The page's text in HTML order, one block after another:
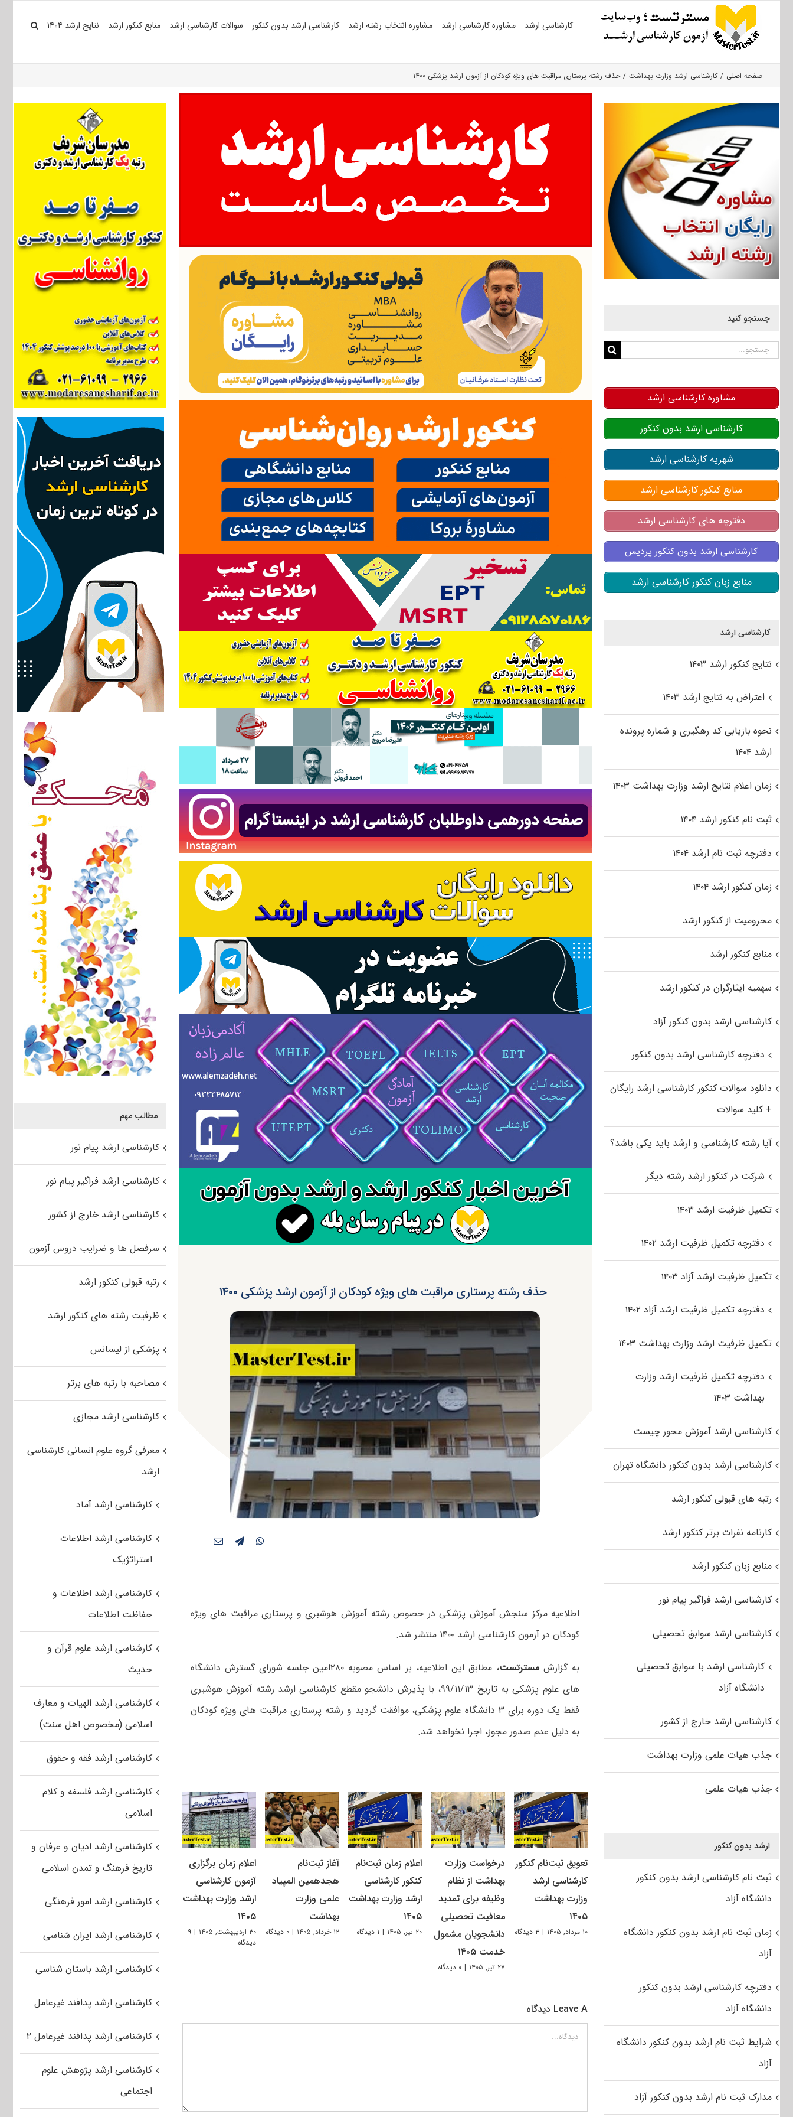
کارشناسی ارشد مشاوره کارشناسی ارشد مشاوره انتخاب رشته ارشد کارشناسی ارشد بدون کنکور سوالات کارشناسی ارشد منابع کنکور ارشد نتایج ارشد ۱۴۰۴
صفحه اصلی کارشناسی ارشد وزارت بهداشت حذف رشته پرستاری مراقبت ھای ویژه کودکان از آزمون ارشد پزشکی ۱۴۰۰
حذف رشته پرستاری مراقبت ھای ویژه کودکان از آزمون ارشد پزشکی ۱۴۰۰
اطلاعیه مرکز سنجش آموزش پزشکی در خصوص رشته آموزش ھوشبری و پرستاری مراقبت ھای ویژه
کودکان در آزمون کارشناسی ارشد ۱۴۰۰ منتشر شد.
به گزارش مسترتست، مطابق این اطلاعیه،
بر اساس مصوبه ۲۸۰امین جلسه شورای گسترش دانشگاه
ھای علوم پزشکی به تاریخ ۹۹/۱۱/۱۳، با پذیرش دانشجو مقطع کارشناسی ارشد رشته آموزش ھوشبری
فقط یک دوره
برای ۳ دانشگاه علوم پزشکی، موافقت گردید و رشته پرستاری مراقبت ھای ویژه کودکان
به دلیل عدم صدور مجوز، اجرا نخواھد شد.
تعویق ثبت‌نام کنکور
کارشناسی ارشد
وزارت بهداشت
۱۴۰۵
۱۰ مرداد, ۱۴۰۵ | ۳ دیدگاه
درخواست وزارت
بهداشت از نظام
وظیفه برای تمدید
معافیت تحصیلی
دانشجویان مشمول
خدمت ۱۴۰۵
۲۷ تیر, ۱۴۰۵ | ۰ دیدگاه
اعلام زمان ثبت‌نام
کنکور کارشناسی
ارشد وزارت بهداشت
۱۴۰۵
۲۰ تیر, ۱۴۰۵ | ۱ دیدگاه
آغاز ثبت‌نام
هجدهمین المپیاد
علمی وزارت
بهداشت
۱۲ خرداد, ۱۴۰۵ | ۰ دیدگاه
اعلام زمان برگزاری
آزمون کارشناسی
ارشد وزارت بهداشت
۱۴۰۵
۳۰ اردیبهشت, ۱۴۰۵ | ۹
دیدگاه
Leave A دیدگاه
دیدگاه
مطالب مهم
کارشناسی ارشد پیام نور
کارشناسی ارشد فراگیر پیام نور
کارشناسی ارشد خارج از کشور
سرفصل ها و ضرایب دروس آزمون
رتبه قبولی کنکور ارشد
ظرفیت رشته های کنکور ارشد
پزشکی از لیسانس
مصاحبه با رتبه های برتر
کارشناسی ارشد مجازی
معرفی گروه علوم انسانی کارشناسی
ارشد
کارشناسی ارشد آماد
کارشناسی ارشد اطلاعات
استراتژیک
کارشناسی ارشد اطلاعات و
حفاظت اطلاعات
کارشناسی ارشد علوم قرآن و
حدیث
کارشناسی ارشد الهیات و معارف
اسلامی (مخصوص اهل سنت)
کارشناسی ارشد فقه و حقوق
کارشناسی ارشد فلسفه و کلام
اسلامی
کارشناسی ارشد ادیان و عرفان و
تاریخ فرهنگ و تمدن اسلامی
کارشناسی ارشد امور فرهنگی
کارشناسی ارشد ایران شناسی
کارشناسی ارشد باستان شناسی
کارشناسی ارشد پدافند غیرعامل
کارشناسی ارشد پدافند غیرعامل ۲
کارشناسی ارشد پژوهش علوم
اجتماعی
جستجو کنید
جستجو
مشاوره کارشناسی ارشد
کارشناسی ارشد بدون کنکور
شهریه کارشناسی ارشد
منابع کنکور کارشناسی ارشد
دفترچه های کارشناسی ارشد
کارشناسی ارشد بدون کنکور پردیس
منابع زبان کنکور کارشناسی ارشد
کارشناسی ارشد
نتایج کنکور ارشد ۱۴۰۳
اعتراض به نتایج ارشد ۱۴۰۳
نحوه بازیابی کد رهگیری و شماره پرونده
ارشد ۱۴۰۴
زمان اعلام نتایج ارشد وزارت بهداشت ۱۴۰۳
ثبت نام کنکور ارشد ۱۴۰۴
دفترچه ثبت نام ارشد ۱۴۰۴
زمان کنکور ارشد ۱۴۰۴
محرومیت از کنکور ارشد
منابع کنکور ارشد
سهمیه ایثارگران در کنکور ارشد
کارشناسی ارشد بدون کنکور آزاد
دفترچه کارشناسی ارشد بدون کنکور
دانلود سوالات کنکور کارشناسی ارشد رایگان
+ کلید سوالات
آیا رشته کارشناسی و ارشد باید یکی باشد؟
شرکت در کنکور ارشد رشته دیگر
تکمیل ظرفیت ارشد ۱۴۰۳
دفترچه تکمیل ظرفیت ارشد ۱۴۰۲
تکمیل ظرفیت ارشد آزاد ۱۴۰۳
دفترچه تکمیل ظرفیت ارشد آزاد ۱۴۰۲
تکمیل ظرفیت ارشد وزارت بهداشت ۱۴۰۳
دفترچه تکمیل ظرفیت ارشد وزارت
بهداشت ۱۴۰۳
کارشناسی ارشد آموزش محور چیست
کارشناسی ارشد بدون کنکور دانشگاه تهران
رتبه های قبولی کنکور ارشد
کارنامه نفرات برتر کنکور ارشد
منابع زبان کنکور ارشد
کارشناسی ارشد فراگیر پیام نور
کارشناسی ارشد سوابق تحصیلی
کارشناسی ارشد با سوابق تحصیلی
دانشگاه آزاد
کارشناسی ارشد خارج از کشور
جذب هیات علمی وزارت بهداشت
جذب هیات علمی
ارشد بدون کنکور
ثبت نام کارشناسی ارشد بدون کنکور
دانشگاه آزاد
زمان ثبت نام ارشد بدون کنکور دانشگاه
آزاد
دفترچه کارشناسی ارشد بدون کنکور
دانشگاه آزاد
شرایط ثبت نام ارشد بدون کنکور دانشگاه
آزاد
مدارک ثبت نام ارشد بدون کنکور آزاد